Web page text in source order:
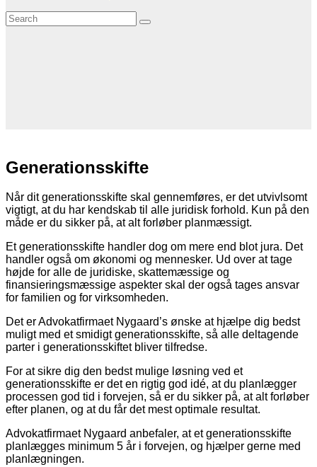
Generationsskifte
Når dit generationsskifte skal gennemføres, er det utvivlsomt
vigtigt, at du har kendskab til alle juridisk forhold. Kun på den
måde er du sikker på, at alt forløber planmæssigt.
Et generationsskifte handler dog om mere end blot jura. Det
handler også om økonomi og mennesker. Ud over at tage
højde for alle de juridiske, skattemæssige og
finansieringsmæssige aspekter skal der også tages ansvar
for familien og for virksomheden.
Det er Advokatfirmaet Nygaard’s ønske at hjælpe dig bedst
muligt med et smidigt generationsskifte, så alle deltagende
parter i generationsskiftet bliver tilfredse.
For at sikre dig den bedst mulige løsning ved et
generationsskifte er det en rigtig god idé, at du planlægger
processen god tid i forvejen, så er du sikker på, at alt forløber
efter planen, og at du får det mest optimale resultat.
Advokatfirmaet Nygaard anbefaler, at et generationsskifte
planlægges minimum 5 år i forvejen, og hjælper gerne med
planlægningen.